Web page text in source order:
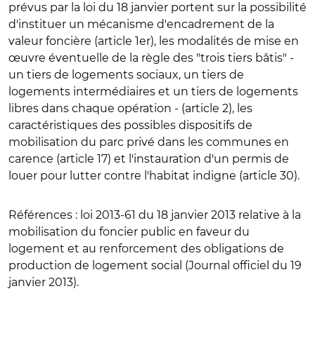
prévus par la loi du 18 janvier portent sur la possibilité
d'instituer un mécanisme d'encadrement de la
valeur foncière (article 1er), les modalités de mise en
œuvre éventuelle de la règle des "trois tiers bâtis" -
un tiers de logements sociaux, un tiers de
logements intermédiaires et un tiers de logements
libres dans chaque opération - (article 2), les
caractéristiques des possibles dispositifs de
mobilisation du parc privé dans les communes en
carence (article 17) et l'instauration d'un permis de
louer pour lutter contre l'habitat indigne (article 30).
Références : loi 2013-61 du 18 janvier 2013 relative à la
mobilisation du foncier public en faveur du
logement et au renforcement des obligations de
production de logement social (Journal officiel du 19
janvier 2013).